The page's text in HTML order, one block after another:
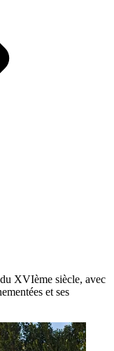
XVIème siècle, avec
et ses